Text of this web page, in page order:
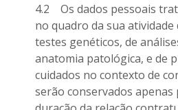
4.2 Os dados pessoais
no quadro da sua atividade
testes genéticos, de
anatomia patológica, e de
cuidados no contexto de
serão conservados